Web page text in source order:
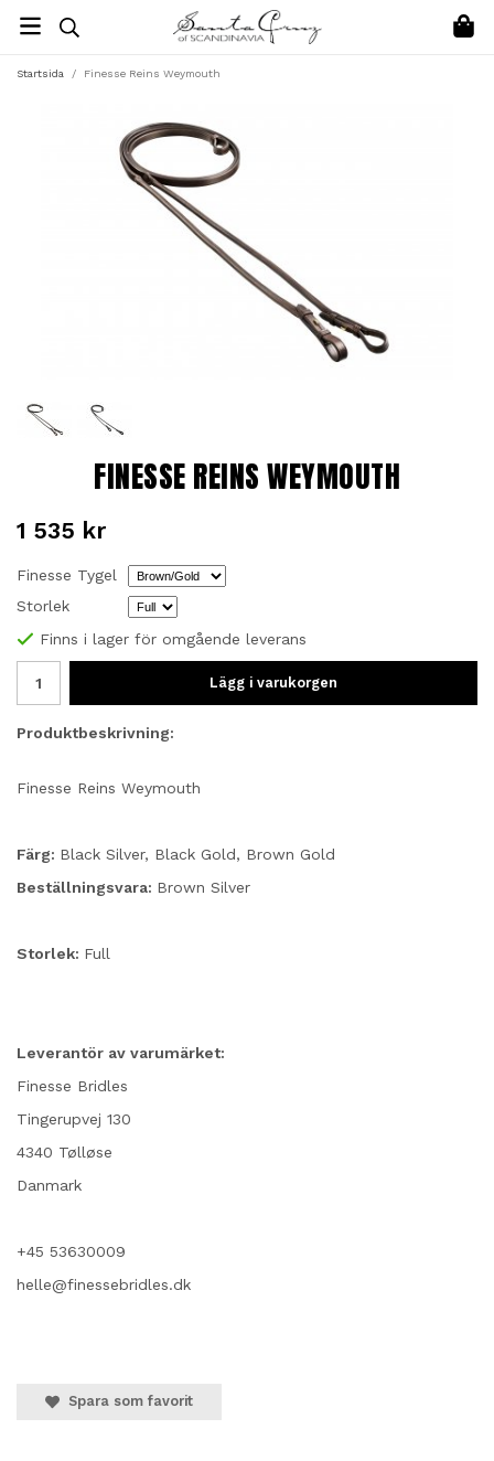
Startsida / Finesse Reins Weymouth
FINESSE REINS WEYMOUTH
1 535 kr
Finesse Tygel
Storlek
Finns i lager för omgående leverans
Lägg i varukorgen
Produktbeskrivning:
Finesse Reins Weymouth
Färg: Black Silver, Black Gold, Brown Gold
Beställningsvara: Brown Silver
Storlek: Full
Leverantör av varumärket:
Finesse Bridles
Tingerupvej 130
4340 Tølløse
Danmark
+45 53630009
helle@finessebridles.dk
Spara som favorit